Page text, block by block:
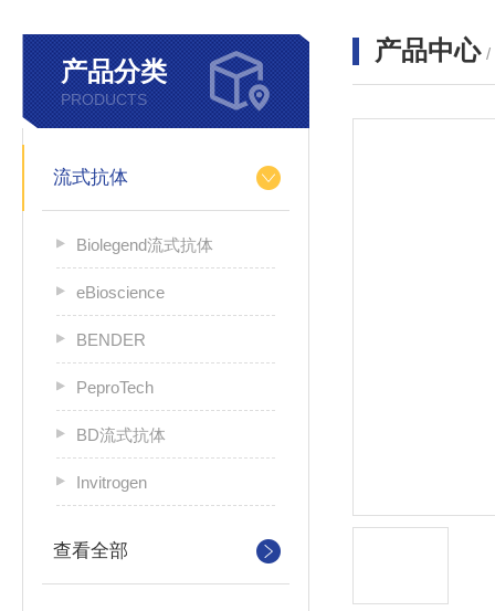
产品分类
PRODUCTS
流式抗体
Biolegend流式抗体
eBioscience
BENDER
PeproTech
BD流式抗体
Invitrogen
查看全部
产品中心 /